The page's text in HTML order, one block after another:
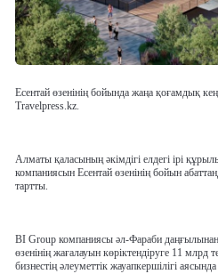
Есентай өзенінің бойында жаңа қоғамдық
Travelpress.kz.
Алматы қаласының әкімдігі елдегі ірі
компаниясын Есентай өзенінің бойын
тартты.
BI Group компаниясы әл-Фараби
өзенінің жағалауын көріктендіруге 11
бизнестің әлеуметтік жауапкершілігі